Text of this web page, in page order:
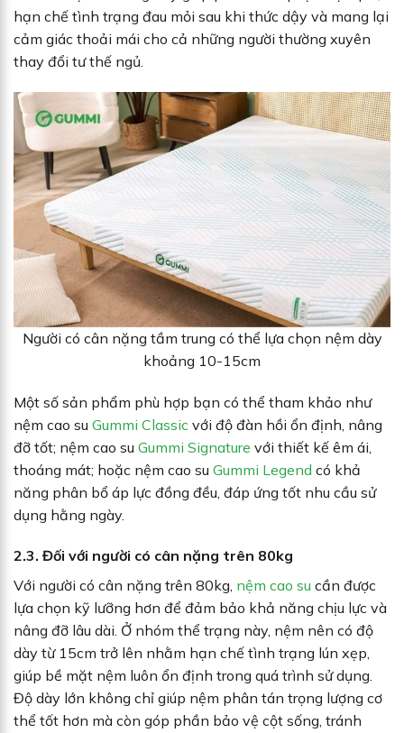
hạn chế tình trạng đau mỏi sau khi thức dậy và mang lại
cảm giác thoải mái cho cả những người thường xuyên
thay đổi tư thế ngủ.
Người có cân nặng tầm trung có thể lựa chọn nệm dày
khoảng 10-15cm
Một số sản phẩm phù hợp bạn có thể tham khảo như
nệm cao su Gummi Classic với độ đàn hồi ổn định, nâng
đỡ tốt; nệm cao su Gummi Signature với thiết kế êm ái,
thoáng mát; hoặc nệm cao su Gummi Legend có khả
năng phân bổ áp lực đồng đều, đáp ứng tốt nhu cầu sử
dụng hằng ngày.
2.3. Đối với người có cân nặng trên 80kg
Với người có cân nặng trên 80kg, nệm cao su cần được
lựa chọn kỹ lưỡng hơn để đảm bảo khả năng chịu lực và
nâng đỡ lâu dài. Ở nhóm thể trạng này, nệm nên có độ
dày từ 15cm trở lên nhằm hạn chế tình trạng lún xẹp,
giúp bề mặt nệm luôn ổn định trong quá trình sử dụng.
Độ dày lớn không chỉ giúp nệm phân tán trọng lượng cơ
thể tốt hơn mà còn góp phần bảo vệ cột sống, tránh